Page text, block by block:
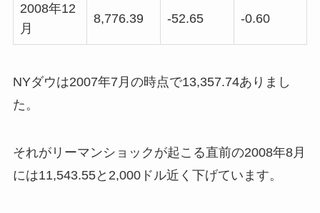
2008年12
月
8,776.39 -52.65 -0.60
NYダウは2007年7月の時点で13,357.74ありまし
た。
それがリーマンショックが起こる直前の2008年8月
には11,543.55と2,000ドル近く下げています。